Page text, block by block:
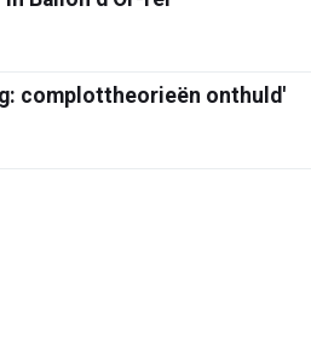
complottheorieën onthuld'